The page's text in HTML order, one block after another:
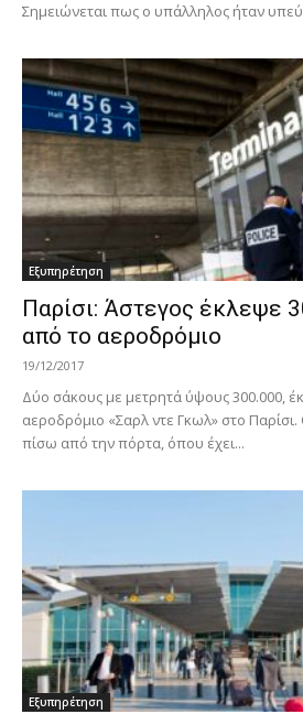
Σημειώνεται πως ο υπάλληλος ήταν
Εξυπηρέτηση
Παρίσι: Άστεγος έκλεψε
από το αεροδρόμιο
19/12/2017
Δύο σάκους με μετρητά ύψους 300.000,
αεροδρόμιο «Σαρλ ντε Γκωλ» στο
πίσω από την πόρτα, όπου έχει...
Εξυπηρέτηση